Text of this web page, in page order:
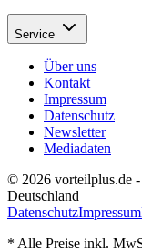
Service
Über uns
Kontakt
Impressum
Datenschutz
Newsletter
Mediadaten
© 2026 vorteilplus.de
Deutschland
DatenschutzImpressum
* Alle Preise inkl.